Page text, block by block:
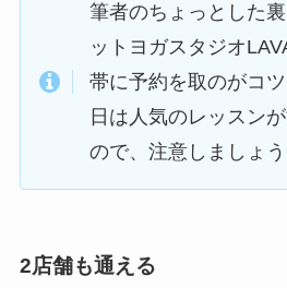
筆者のちょっとした
ットヨガスタジオ
帯に予約を取のがコ
日は人気のレッスン
ので、注意しましょう
2店舗も通える